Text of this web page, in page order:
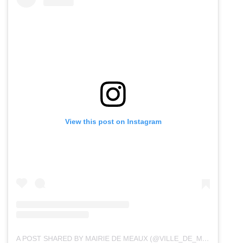
View this post on Instagram
A POST SHARED BY MAIRIE DE MEAUX (@VILLE_DE_MEAUX)